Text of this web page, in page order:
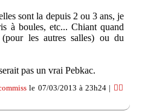
sont la depuis 2 ou 3 ans, je
à boules, etc... Chiant quand
les autres salles) ou du
pas un vrai Pebkac.
le 07/03/2013 à 23h24 | 👍🏽